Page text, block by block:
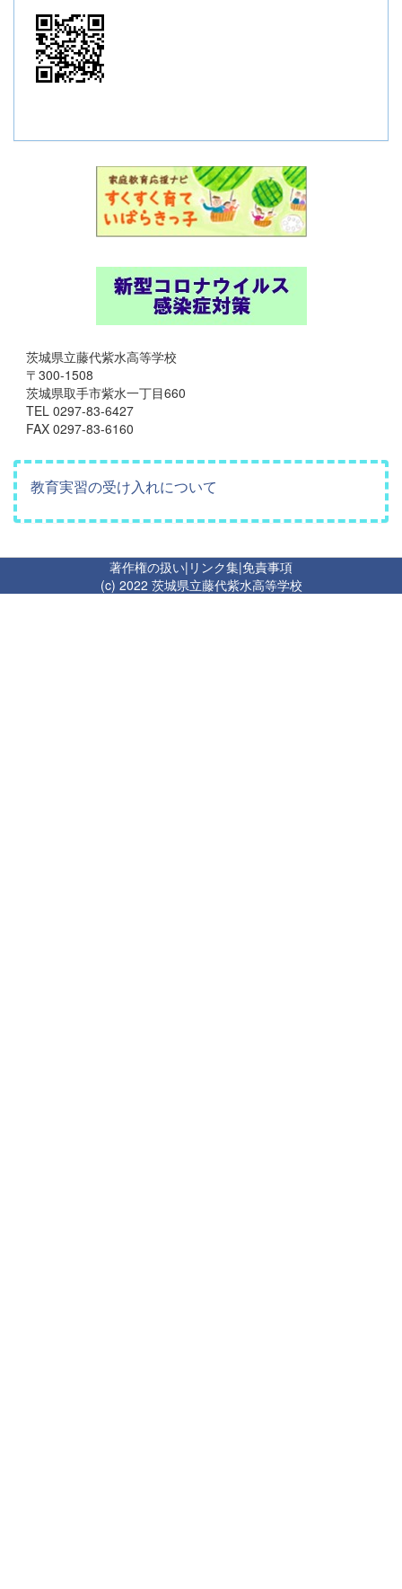
茨城県立藤代紫水高等学校
〒300-1508
茨城県取手市紫水一丁目660
TEL 0297-83-6427
FAX 0297-83-6160
教育実習の受け入れについて
著作権の扱い| リンク集|免責事項
(c) 2022 茨城県立藤代紫水高等学校